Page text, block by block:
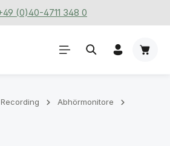
(0)40-4711 348 0
Recording
Abhörmonitore